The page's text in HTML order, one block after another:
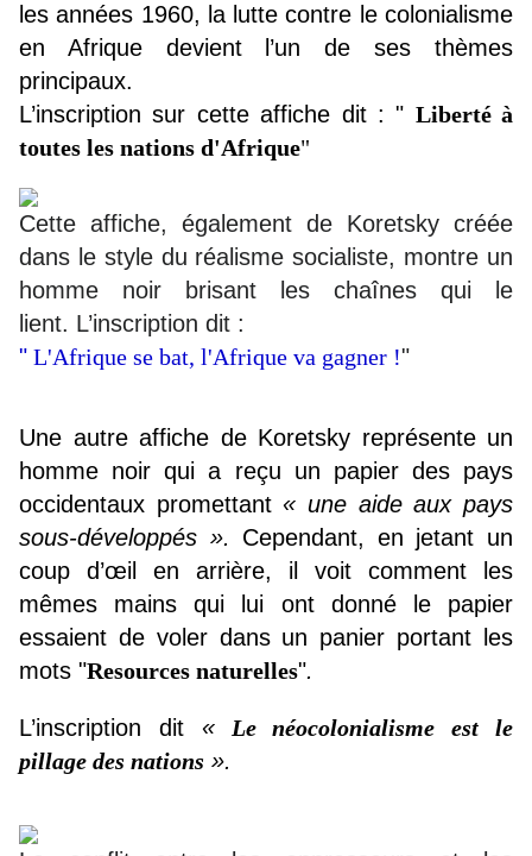
les années 1960, la lutte contre le colonialisme
en Afrique devient l’un de ses thèmes
principaux.
L’inscription sur cette affiche dit : " Liberté à
toutes les nations d'Afrique"
Cette affiche, également de Koretsky créée
dans le style du réalisme socialiste, montre un
homme noir brisant les chaînes qui le
lient. L’inscription dit :
" L'Afrique se bat, l'Afrique va gagner !"
Une autre affiche de Koretsky représente un
homme noir qui a reçu un papier des pays
occidentaux promettant« une aide aux pays
sous-développés ». Cependant, en jetant un
coup d’œil en arrière, il voit comment les
mêmes mains qui lui ont donné le papier
essaient de voler dans un panier portant les
mots "Resources naturelles".
L’inscription dit «Le néocolonialisme est le
pillage des nations ».